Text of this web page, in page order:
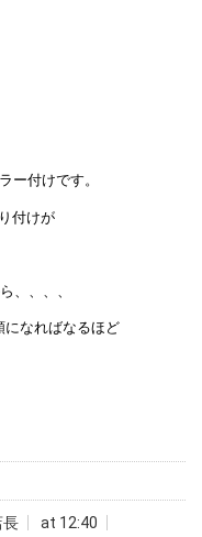
ー付けです。
付けが
、、、、
なればなるほど
at 12:40